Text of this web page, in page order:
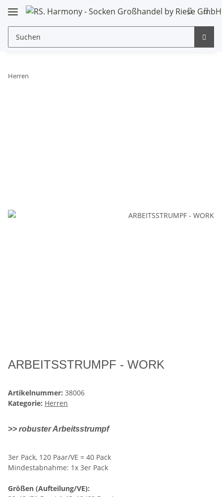
Herren
ARBEITSSTRUMPF - WORK
Artikelnummer: 38006
Kategorie: Herren
>> robuster Arbeitsstrumpf
3er Pack, 120 Paar/VE = 40 Pack
Mindestabnahme: 1x 3er Pack
Größen (Aufteilung/VE):